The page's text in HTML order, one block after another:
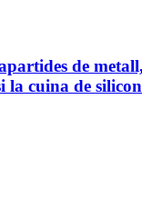
de
la cuina de